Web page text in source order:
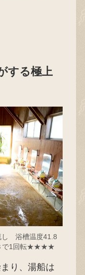
する極上
し 浴槽温度41.8
で1回転★★★★
り、湯船は